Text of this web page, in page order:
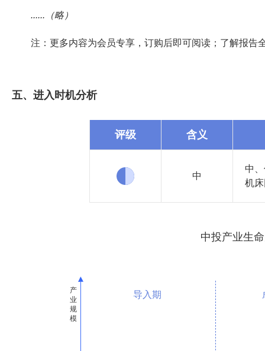
......（略）
注：更多内容为会员专享，订购后即可阅读；了解报告
五、进入时机分析
评级 含义
中
中
机
中投产业生
导入期